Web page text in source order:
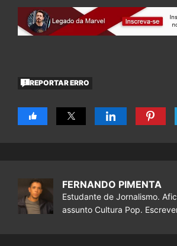
REPORTAR ERRO
FERNANDO PIMENTA
Estudante de Jornalismo.
assunto Cultura Pop.